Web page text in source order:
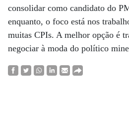
consolidar como candidato do
enquanto, o foco está nos
muitas CPIs. A melhor opção é
negociar à moda do político